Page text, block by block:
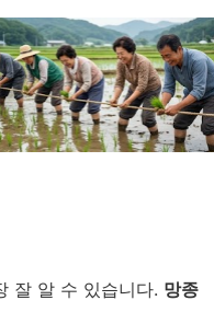
잘 알 수 있습니다. 망종